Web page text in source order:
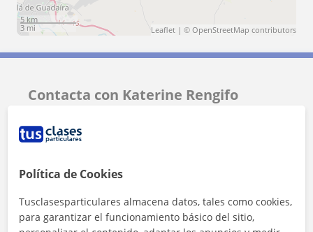
5 km
3 mi
Leaflet | © OpenStreetMap contributors
Contacta con Katerine Rengifo
Tarifa
Política de Cookies
Tusclasesparticulares almacena datos, tales como cookies,
para garantizar el funcionamiento básico del sitio,